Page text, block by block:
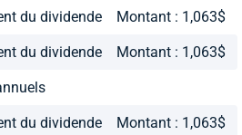
du dividende Montant : 1,063$
du dividende Montant : 1,063$
du dividende Montant : 1,063$